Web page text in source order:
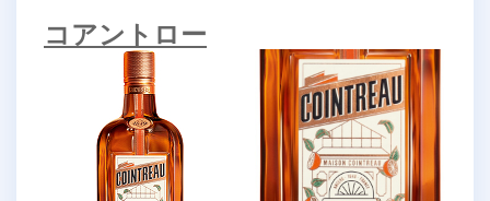
コアントロー